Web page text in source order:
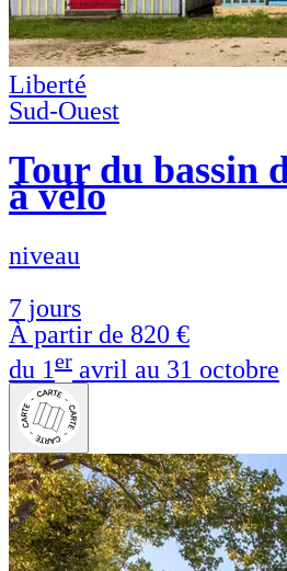
Liberté
Sud-Ouest
Tour du bassin
à vélo
niveau
7 jours
À partir de 820 €
du 1er avril au 31 octobre